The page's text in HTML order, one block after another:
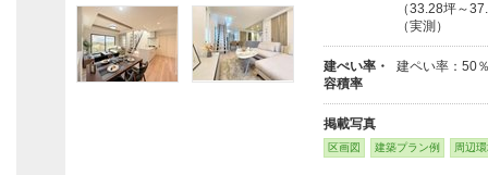
（33.28坪～
（実測）
建ぺい率・
容積率
建ペい率：50
掲載写真
区画図 建築プラン例 周辺